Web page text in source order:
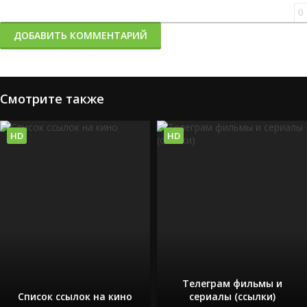
0
ДОБАВИТЬ КОММЕНТАРИЙ
Смотрите также
Список ссылок на кино
HD
Телеграм фильмы и
сериалы (ссылки)
HD